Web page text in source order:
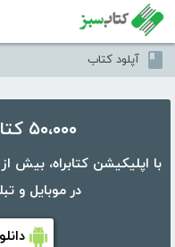
آپلود کتاب
۵۰،۰۰۰ کتاب در موبایل شما
در موبایل و